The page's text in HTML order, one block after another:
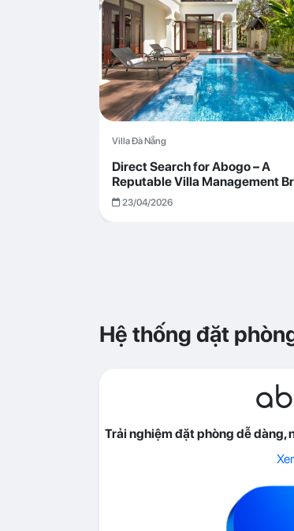
Villa Đà Nẵng
Direct Search for Abogo – A
Reputable Villa Management
with Transparent and Effective
Operations
23/04/2026
Hệ thống đặt
Trải nghiệm đặt phòng dễ dàng,